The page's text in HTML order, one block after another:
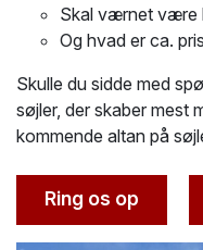
Skal værnet være
Og hvad er ca.
Skulle du sidde med
søjler, der skaber mest
kommende altan på
Ring os op